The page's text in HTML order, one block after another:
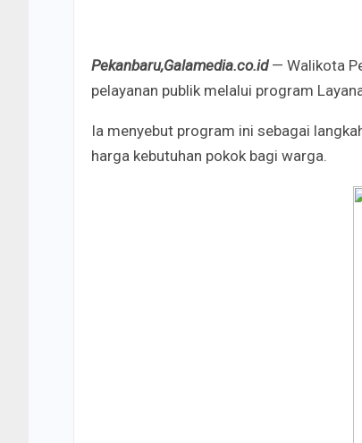
Pekanbaru,Galamedia.co.id — Walikota
pelayanan publik melalui program
Ia menyebut program ini sebagai
harga kebutuhan pokok bagi warga.